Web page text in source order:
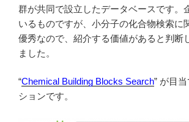
群が共同で設立したデータベースです。
いるものですが、小分子の化合物検索に
優秀なので、紹介する価値があると判断
ました。
“Chemical Building Blocks Search” が目
ションです。